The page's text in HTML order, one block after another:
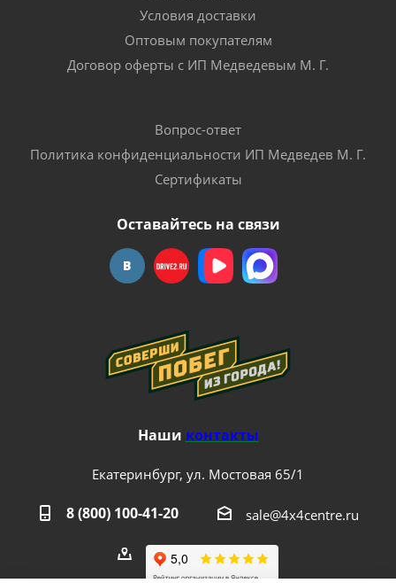
Условия доставки
Оптовым покупателям
Договор оферты с ИП Медведевым М. Г.
Вопрос-ответ
Политика конфиденциальности ИП Медведев М. Г.
Сертификаты
Оставайтесь на связи
Наши контакты
Екатеринбург, ул. Мостовая 65/1
8 (800) 100-41-20 sale@4x4centre.ru